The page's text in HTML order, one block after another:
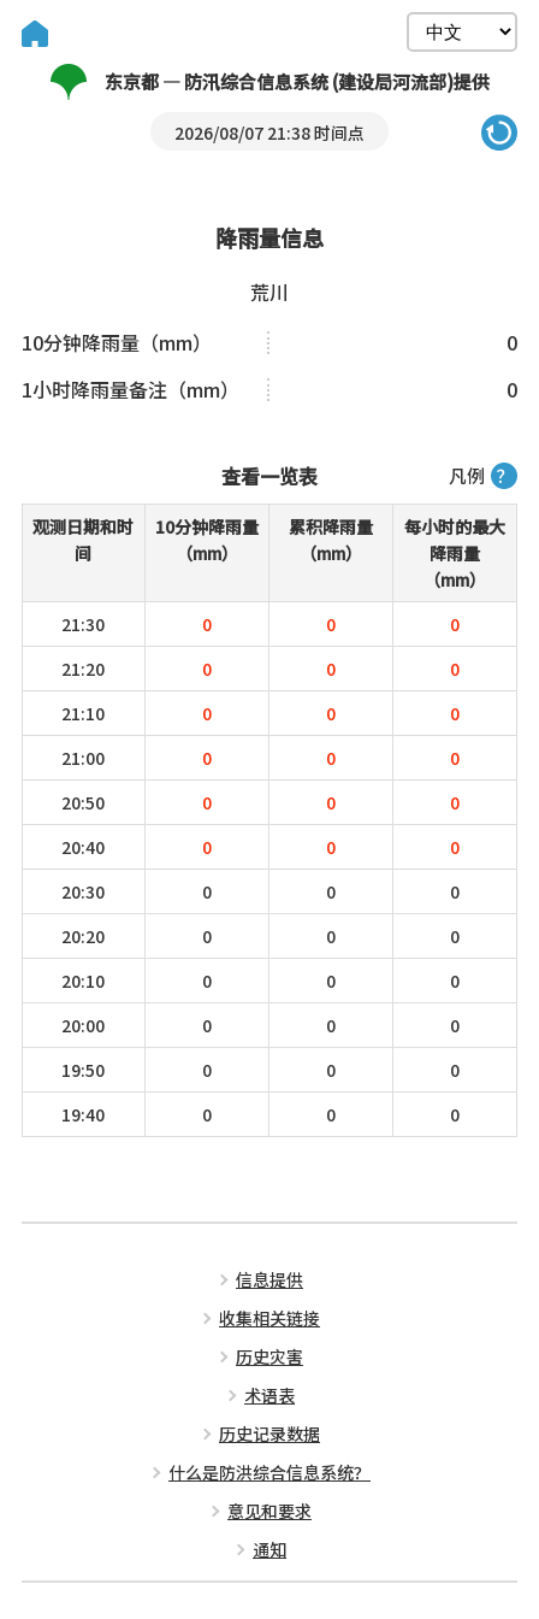
东京都 — 防汛综合信息系统 (建设局河流部)提供
2026/08/07 21:38 时间点
降雨量信息
荒川
10分钟降雨量（mm）
0
1小时降雨量备注（mm）
0
凡例 ？
查看一览表
观测日期和时
间
10分钟降雨量
（mm）
累积降雨量
（mm）
每小时的最大
降雨量
（mm）
21:30
0 0
0
21:20
0 0
0
21:10
0 0
0
21:00
0 0
0
20:50
0 0
0
20:40
0 0
0
20:30
0 0
0
20:20
0 0
0
20:10
0 0
0
20:00
0 0
0
19:50
0 0
0
19:40
0 0 0
信息提供
收集相关链接
历史灾害
术语表
历史记录数据
什么是防洪综合信息系统？
意见和要求
通知